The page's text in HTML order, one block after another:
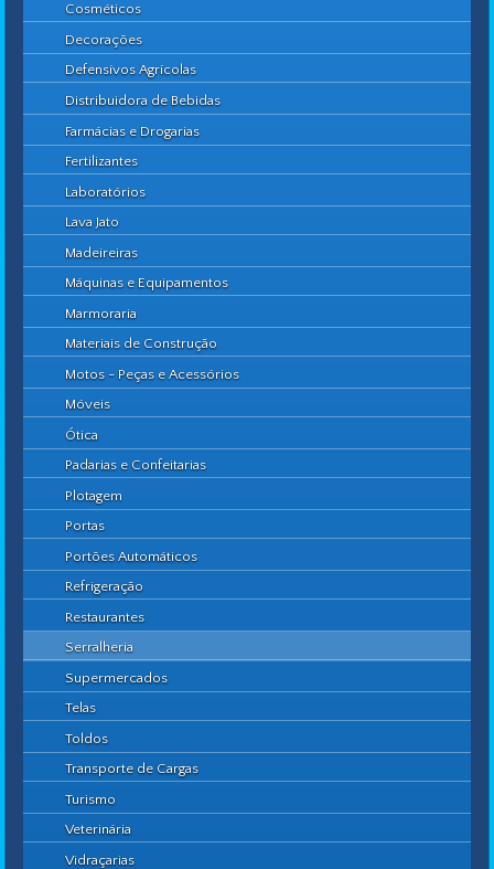
Cosméticos
Decorações
Defensívos Agrícolas
Distribuidora de Bebidas
Farmácias e Drogarias
Fertilizantes
Laboratórios
Lava Jato
Madeireiras
Máquinas e Equipamentos
Marmoraria
Materiais de Construção
Motos - Peças e Acessórios
Móveis
Ótica
Padarias e Confeitarias
Plotagem
Portas
Portões Automáticos
Refrigeração
Restaurantes
Serralheria
Supermercados
Telas
Toldos
Transporte de Cargas
Turismo
Veterinária
Vidraçarias